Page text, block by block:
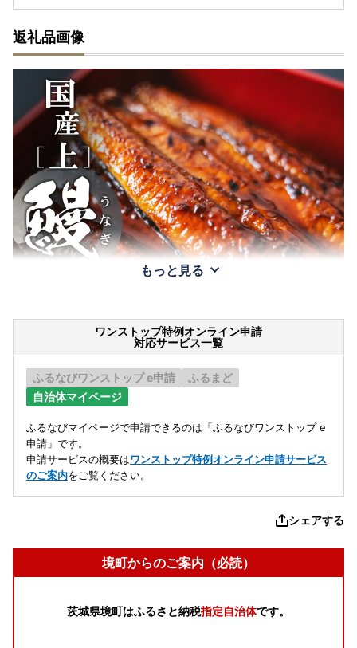
返礼品画像
もっと見る
ワンストップ特例オンライン申請
対応サービス一覧
ふるなびワンストップ e申請
ふるまど
自治体マイページ
ふるなびマイページで申請できるのは「ふるなびワンストップ e
申請」です。
申請サービスの概要はワンストップ特例オンライン申請サービス
のご案内をご覧ください。
シェアする
境町からのご案内（必読）
茨城県境町はふるさと納税指定自治体です。